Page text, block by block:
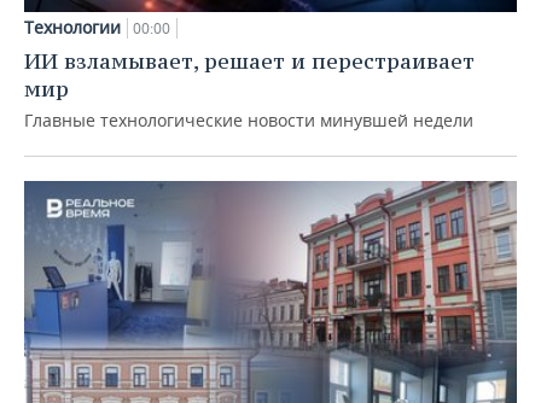
Технологии 00:00
ИИ взламывает, решает и перестраивает
мир
Главные технологические новости минувшей недели